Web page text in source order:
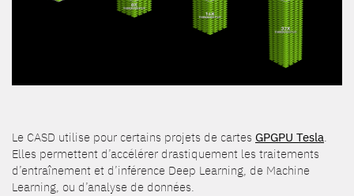
Le CASD utilise pour certains projets de cartes GPGPU Tesla.
Elles permettent d’accélérer drastiquement les traitements
d’entraînement et d’inférence Deep Learning, de Machine
Learning, ou d’analyse de données.